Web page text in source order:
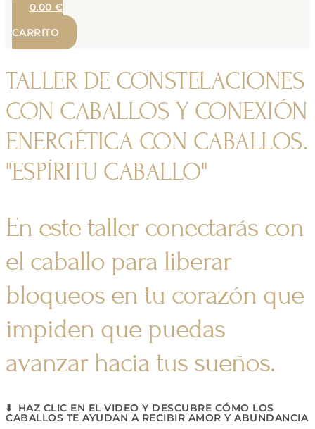
0.00€
CARRITO
TALLER DE CONSTELACIONES
CON CABALLOS Y CONEXIÓN
ENERGÉTICA CON CABALLOS.
"ESPÍRITU CABALLO"
En este taller conectarás con
el caballo para liberar
bloqueos en tu corazón que
impiden que puedas
avanzar hacia tus sueños.
⬇️ HAZ CLIC EN EL VIDEO Y DESCUBRE CÓMO LOS
CABALLOS TE AYUDAN A RECIBIR AMOR Y ABUNDANCIA